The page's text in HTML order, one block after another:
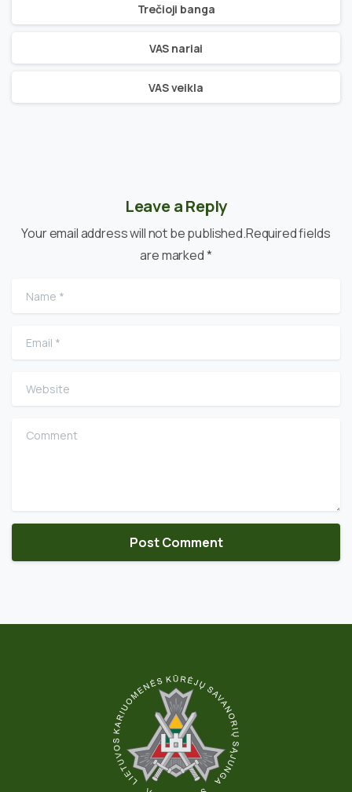
Trečioji banga
VAS nariai
VAS veikla
Leave a Reply
Your email address will not be published.Required fields
are marked *
Name
Email
Website
Comment